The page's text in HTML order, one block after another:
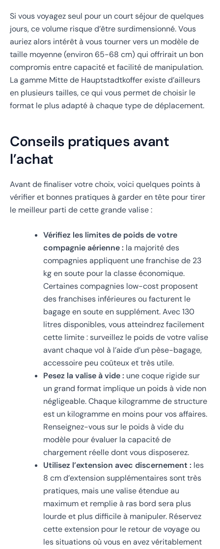
Si vous voyagez seul pour un court séjour de quelques
jours, ce volume risque d’être surdimensionné. Vous
auriez alors intérêt à vous tourner vers un modèle de
taille moyenne (environ 65-68 cm) qui offrirait un bon
compromis entre capacité et facilité de manipulation.
La gamme Mitte de Hauptstadtkoffer existe d’ailleurs
en plusieurs tailles, ce qui vous permet de choisir le
format le plus adapté à chaque type de déplacement.
Conseils pratiques avant
l’achat
Avant de finaliser votre choix, voici quelques points à
vérifier et bonnes pratiques à garder en tête pour tirer
le meilleur parti de cette grande valise :
Vérifiez les limites de poids de votre
compagnie aérienne : la majorité des
compagnies appliquent une franchise de 23
kg en soute pour la classe économique.
Certaines compagnies low-cost proposent
des franchises inférieures ou facturent le
bagage en soute en supplément. Avec 130
litres disponibles, vous atteindrez facilement
cette limite : surveillez le poids de votre valise
avant chaque vol à l’aide d’un pèse-bagage,
accessoire peu coûteux et très utile.
Pesez la valise à vide : une coque rigide sur
un grand format implique un poids à vide non
négligeable. Chaque kilogramme de structure
est un kilogramme en moins pour vos affaires.
Renseignez-vous sur le poids à vide du
modèle pour évaluer la capacité de
chargement réelle dont vous disposerez.
Utilisez l’extension avec discernement : les
8 cm d’extension supplémentaires sont très
pratiques, mais une valise étendue au
maximum et remplie à ras bord sera plus
lourde et plus difficile à manipuler. Réservez
cette extension pour le retour de voyage ou
les situations où vous en avez véritablement